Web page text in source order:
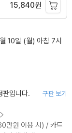
15,840원
10일 (월) 아침 7시
판입니다. 구판 보기
만원 이용 시) / 카드